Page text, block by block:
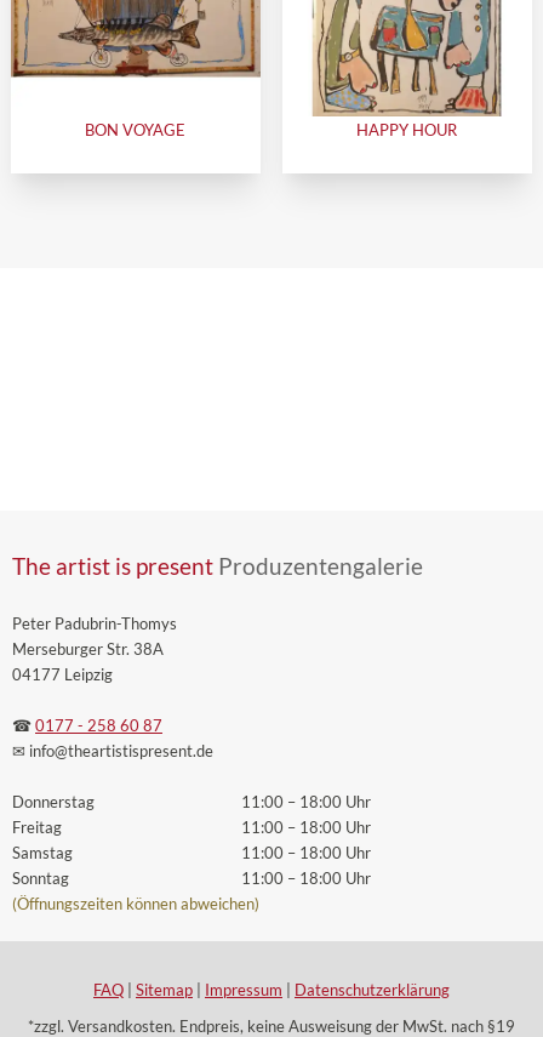
BON VOYAGE HAPPY HOUR
The artist is present Produzentengalerie
Peter Padubrin-Thomys
Merseburger Str. 38A
04177 Leipzig
☎ 0177 - 258 60 87
✉ info@theartistispresent.de
Donnerstag
Freitag
Samstag
Sonntag
11:00 – 18:00 Uhr
11:00 – 18:00 Uhr
11:00 – 18:00 Uhr
11:00 – 18:00 Uhr
(Öffnungszeiten können abweichen)
FAQ Sitemap Impressum
Datenschutzerklärung
*zzgl. Versandkosten. Endpreis, keine Ausweisung der MwSt. nach §19